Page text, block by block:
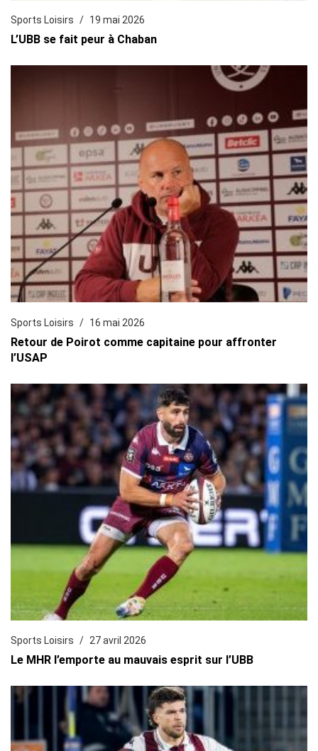
Sports Loisirs 19 mai 2026
L’UBB se fait peur à Chaban
Sports Loisirs 16 mai 2026
Retour de Poirot comme capitaine pour affronter
l’USAP
Sports Loisirs 27 avril 2026
Le MHR l’emporte au mauvais esprit sur l’UBB